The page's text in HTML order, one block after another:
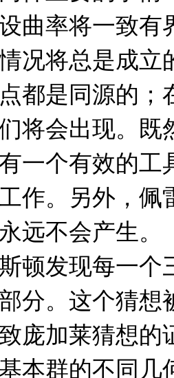
曲率将一致有
况将总是成立
都是同源的
将会出现。既
一个有效的工
作。另外，佩
远不会产生。
顿发现每一
分。这个猜想
庞加莱猜想的
本群的不同几